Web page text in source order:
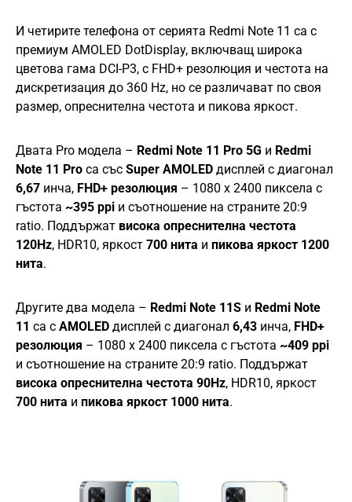
И четирите телефона от серията Redmi Note 11 са с
премиум AMOLED DotDisplay, включващ широка
цветова гама DCI-P3, с FHD+ резолюция и честота на
дискретизация до 360 Hz, но се различават по своя
размер, опреснителна честота и пикова яркост.
Двата Pro модела – Redmi Note 11 Pro 5G и Redmi
Note 11 Pro са със Super AMOLED дисплей с диагонал
6,67 инча, FHD+ резолюция – 1080 x 2400 пиксела с
гъстота ~395 ppi и съотношение на страните 20:9
ratio. Поддържат висока опреснителна честота
120Hz, HDR10, яркост 700 нита и пикова яркост 1200
нита.
Другите два модела – Redmi Note 11S и Redmi Note
11 са с AMOLED дисплей с диагонал 6,43 инча, FHD+
резолюция – 1080 x 2400 пиксела с гъстота ~409 ppi
и съотношение на страните 20:9 ratio. Поддържат
висока опреснителна честота 90Hz, HDR10, яркост
700 нита и пикова яркост 1000 нита.